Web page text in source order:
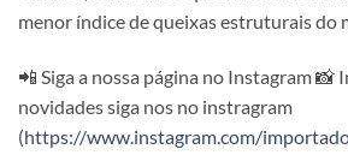
menor índice de queixas estruturais do
📲 Siga a nossa página no Instagram 📸
novidades siga nos no instragram
(https://www.instagram.com/